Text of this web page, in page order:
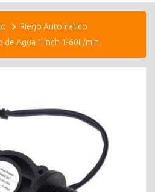
Riego Automatico
de Agua 1 Inch 1-60L/min